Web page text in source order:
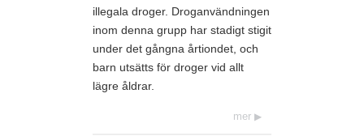
illegala droger. Droganvändningen
inom denna grupp har stadigt stigit
under det gångna årtiondet, och
barn utsätts för droger vid allt
lägre åldrar.
mer